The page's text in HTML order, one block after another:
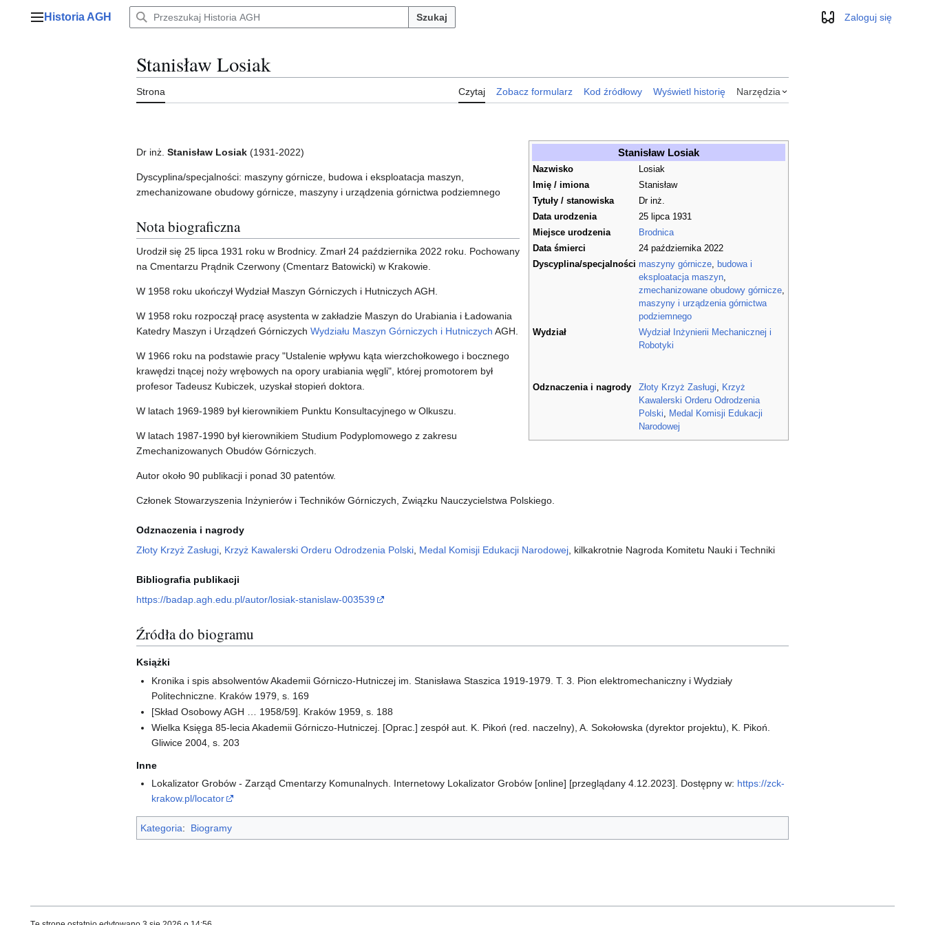
Menu główne
Historia AGH Szukaj WyglądZaloguj się
Stanisław Losiak
Strona Czytaj Zobacz formularz Kod źródłowy Wyświetl historię Narzędzia
Stanisław Losiak
Nazwisko
Losiak
Imię / imiona
Stanisław
Tytuły / stanowiska
Dr inż.
Data urodzenia
25 lipca 1931
Miejsce urodzenia
Brodnica
Data śmierci
24 października 2022
Dyscyplina/specjalności maszyny górnicze
budowa i
eksploatacja maszyn
zmechanizowane obudowy górnicze
maszyny i urządzenia górnictwa
podziemnego
Wydział
Wydział Inżynierii Mechanicznej i
Robotyki
Odznaczenia i nagrody Złoty Krzyż Zasługi
Krzyż
Kawalerski Orderu Odrodzenia
Polski
Medal Komisji Edukacji
Narodowej
Dr inż. Stanisław Losiak (1931-2022)
Dyscyplina/specjalności: maszyny górnicze, budowa i eksploatacja maszyn,
zmechanizowane obudowy górnicze, maszyny i urządzenia górnictwa podziemnego
Nota biograficzna
Urodził się 25 lipca 1931 roku w Brodnicy. Zmarł 24 października 2022 roku. Pochowany
na Cmentarzu Prądnik Czerwony (Cmentarz Batowicki) w Krakowie.
W 1958 roku ukończył Wydział Maszyn Górniczych i Hutniczych AGH.
W 1958 roku rozpoczął pracę asystenta w zakładzie Maszyn do Urabiania i Ładowania
Katedry Maszyn i Urządzeń Górniczych Wydziału Maszyn Górniczych i Hutniczych AGH.
W 1966 roku na podstawie pracy "Ustalenie wpływu kąta wierzchołkowego i bocznego
krawędzi tnącej noży wrębowych na opory urabiania węgli", której promotorem był
profesor Tadeusz Kubiczek, uzyskał stopień doktora.
W latach 1969-1989 był kierownikiem Punktu Konsultacyjnego w Olkuszu.
W latach 1987-1990 był kierownikiem Studium Podyplomowego z zakresu
Zmechanizowanych Obudów Górniczych.
Autor około 90 publikacji i ponad 30 patentów.
Członek Stowarzyszenia Inżynierów i Techników Górniczych, Związku Nauczycielstwa Polskiego.
Odznaczenia i nagrody
Złoty Krzyż Zasługi Krzyż Kawalerski Orderu Odrodzenia Polski Medal Komisji Edukacji Narodowej , kilkakrotnie Nagroda Komitetu Nauki i Techniki
Bibliografia publikacji
https://badap.agh.edu.pl/autor/losiak-stanislaw-003539
Źródła do biogramu
Książki
Kronika i spis absolwentów Akademii Górniczo-Hutniczej im. Stanisława Staszica 1919-1979. T. 3. Pion elektromechaniczny i Wydziały
Politechniczne. Kraków 1979, s. 169
[Skład Osobowy AGH … 1958/59]. Kraków 1959, s. 188
Wielka Księga 85-lecia Akademii Górniczo-Hutniczej. [Oprac.] zespół aut. K. Pikoń (red. naczelny), A. Sokołowska (dyrektor projektu), K. Pikoń.
Gliwice 2004, s. 203
Inne
Lokalizator Grobów - Zarząd Cmentarzy Komunalnych. Internetowy Lokalizator Grobów [online] [przeglądany 4.12.2023]. Dostępny w: https://zck-
krakow.pl/locator
Kategoria: Biogramy